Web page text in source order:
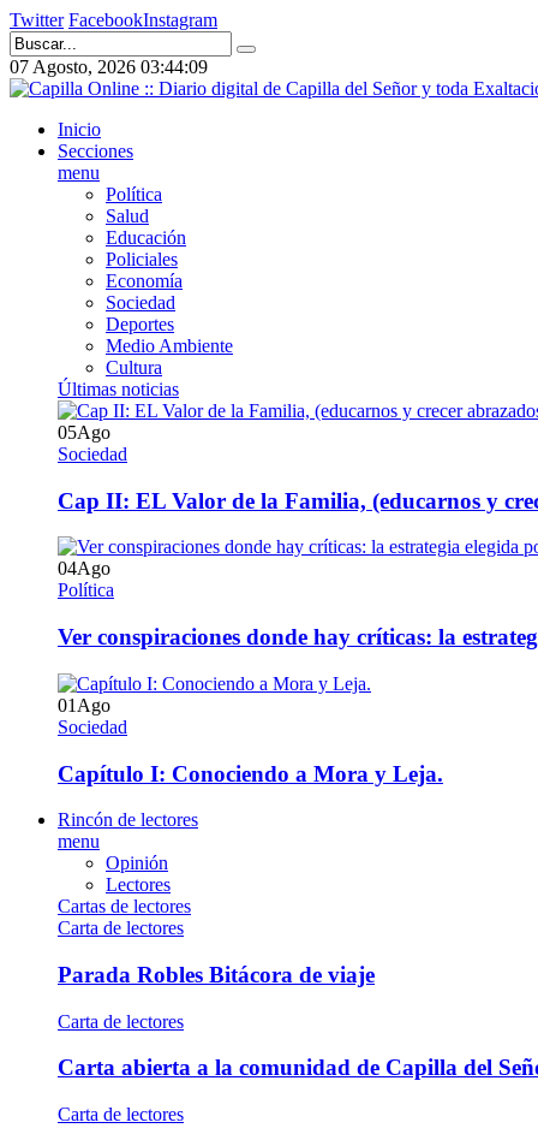
Twitter FacebookInstagram
07 Agosto, 2026 03:44:10
Inicio
Secciones
menu
Política
Salud
Educación
Policiales
Economía
Sociedad
Deportes
Medio Ambiente
Cultura
Últimas noticias
05Ago
Sociedad
Cap II: EL Valor de la Familia, (educarnos y
04Ago
Política
Ver conspiraciones donde hay críticas: la
01 Ago
Sociedad
Capítulo I: Conociendo a Mora y Leja.
Rincón de lectores
menu
Opinión
Lectores
Cartas de lectores
Carta de lectores
Parada Robles Bitácora de viaje
Carta de lectores
Carta abierta a la comunidad de Capilla del
Carta de lectores